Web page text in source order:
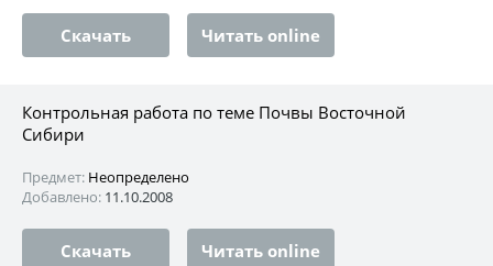
Скачать Читать online
Контрольная работа по теме Почвы Восточной
Сибири
Предмет: Неопределено
Добавлено: 11.10.2008
Скачать Читать online